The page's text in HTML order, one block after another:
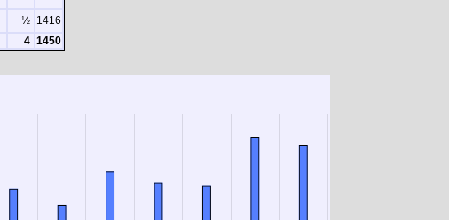
½ 1416
4 1450